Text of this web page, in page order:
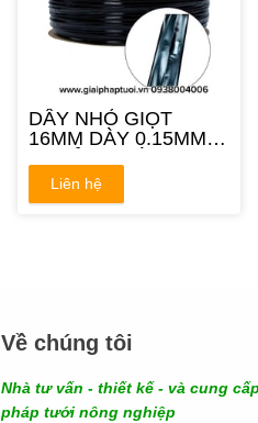
DÂY NHỎ GIỌT
16MM DÀY 0.15MM
10CM
Liên hệ
Về chúng tôi
Nhà tư vấn - thiết kế - và cung
pháp tưới nông nghiệp